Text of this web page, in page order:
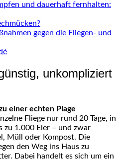
und dauerhaft fernhalten:
gegen die Fliegen- und
unkompliziert
einer echten Plage
Fliege nur rund 20 Tage, in
zu 1.000 Eier – und zwar
Müll oder Kompost. Die
den Weg ins Haus zu
Dabei handelt es sich um ein